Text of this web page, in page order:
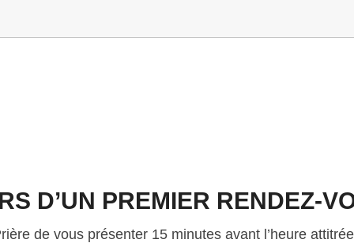
D’UN PREMIER RENDEZ-
de vous présenter 15 minutes avant l’heure